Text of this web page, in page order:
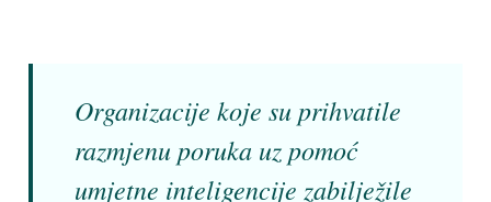
Organizacije koje su prihvatile
razmjenu poruka uz pomoć
umjetne inteligencije zabilježile